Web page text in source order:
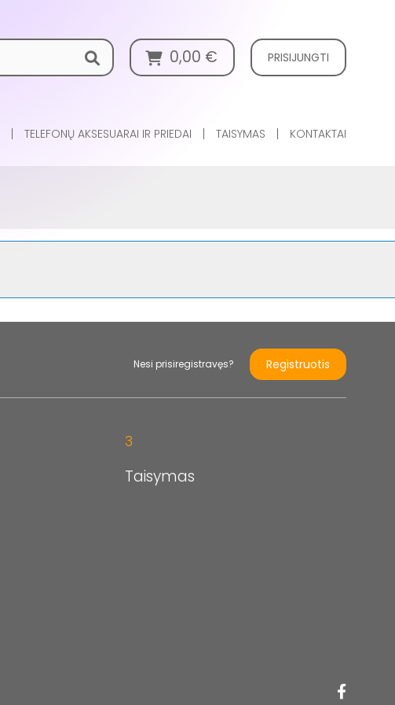
0,00 € PRISIJUNGTI
TELEFONŲ AKSESUARAI IR PRIEDAI TAISYMAS KONTAKTAI
Nesi prisiregistravęs? Registruotis
3
Taisymas